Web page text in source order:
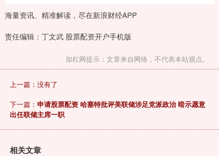
海量资讯、精准解读，尽在新浪财经APP
责任编辑：丁文武 股票配资开户手机版
加杠网提示：文章来自网络，不代表本站观点。
上一篇：没有了
下一篇： 申请股票配资 哈塞特批评美联储涉足党派政治 暗示愿意
出任联储主席一职
相关文章